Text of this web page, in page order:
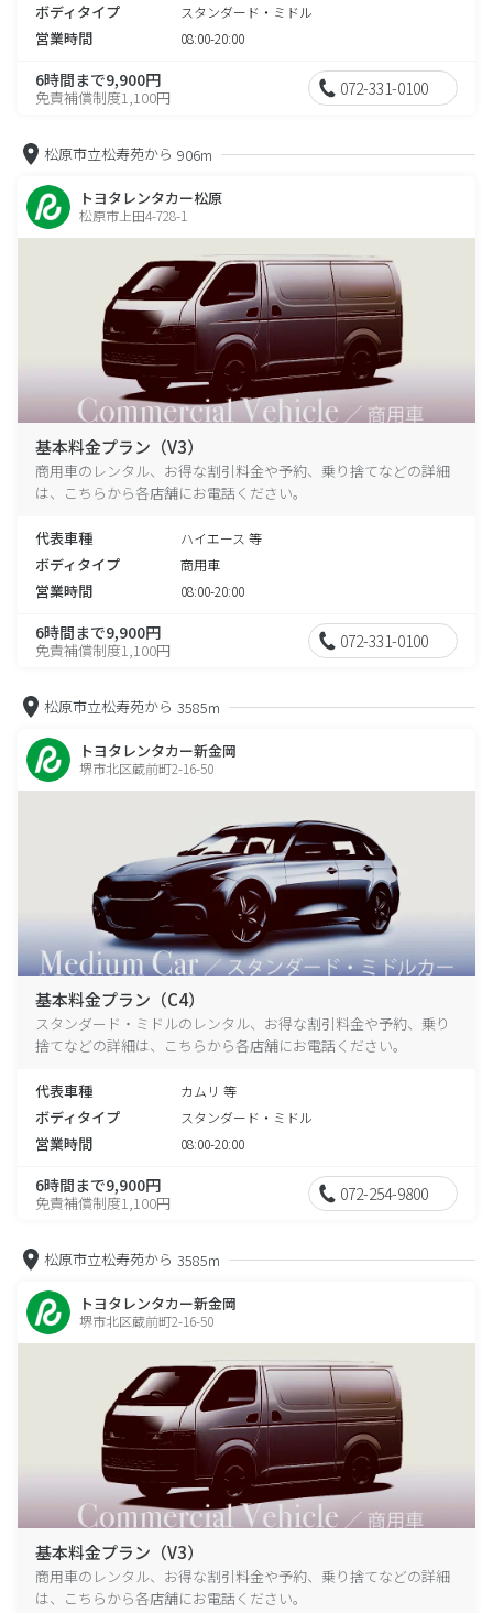
ボディタイプ スタンダード・ミドル
営業時間 08:00-20:00
6時間まで9,900円
免責補償制度1,100円 072-331-0100
松原市立松寿苑から 906m
トヨタレンタカー松原
松原市上田4-728-1
基本料金プラン（V3）
商用車のレンタル、お得な割引料金や予約、乗り捨てなどの詳細
は、こちらから各店舗にお電話ください。
代表車種 ハイエース 等
ボディタイプ 商用車
営業時間 08:00-20:00
6時間まで9,900円
免責補償制度1,100円 072-331-0100
松原市立松寿苑から 3585m
トヨタレンタカー新金岡
堺市北区蔵前町2-16-50
基本料金プラン（C4）
スタンダード・ミドルのレンタル、お得な割引料金や予約、乗り
捨てなどの詳細は、こちらから各店舗にお電話ください。
代表車種 カムリ 等
ボディタイプ スタンダード・ミドル
営業時間 08:00-20:00
6時間まで9,900円
免責補償制度1,100円 072-254-9800
松原市立松寿苑から 3585m
トヨタレンタカー新金岡
堺市北区蔵前町2-16-50
基本料金プラン（V3）
商用車のレンタル、お得な割引料金や予約、乗り捨てなどの詳細
は、こちらから各店舗にお電話ください。